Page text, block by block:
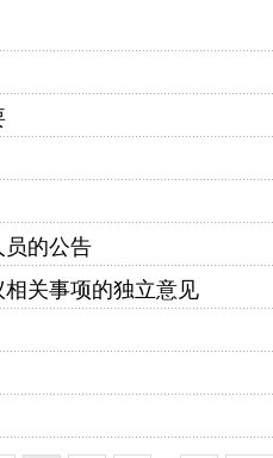
员的公告
关事项的独立意见